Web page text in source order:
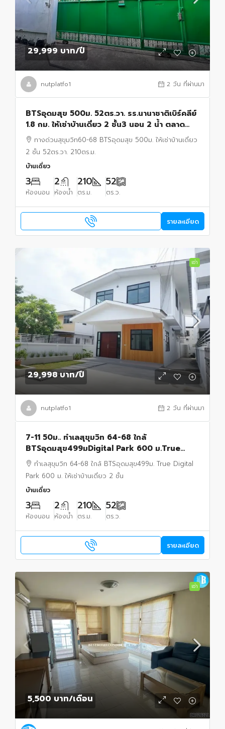
29,999 บาท/ปี
nutplatfo1 2 วัน ที่ผ่านมา
BTSอุดมสุข 500ม. 52ตร.วา. รร.นานาชาติเบิร์คลีย์
1.8 กม. ให้เช่าบ้านเดี่ยว 2 ชั้น3 นอน 2 น้ำ ตลาด
อุดมสุข 300 ม.ทางด่วนสุขุมวิท60-68
ทางด่วนสุขุมวิท60-68 BTSอุดมสุข 500ม. ให้เช่าบ้านเดี่ยว
2 ชั้น 52ตร.วา. 210ตร.ม.
บ้านเดี่ยว
3
ห้องนอน
2
ห้องน้ำ
210
ตร.ม.
52
ตร.ว.
รายละเอียด
เช่า
29,998 บาท/ปี
nutplatfo1 2 วัน ที่ผ่านมา
7-11 50ม.. ทำเลสุขุมวิท 64-68 ใกล้
BTSอุดมสุข499มDigital Park 600 ม.True
52ตร.วา 210 ตร.ม.ให้เช่าบ้านเดี่ยว 2 ชั้น
ทำเลสุขุมวิท 64-68 ใกล้ BTSอุดมสุข499ม. True Digital
Park 600 ม. ให้เช่าบ้านเดี่ยว 2 ชั้น
บ้านเดี่ยว
3
ห้องนอน
2
ห้องน้ำ
210
ตร.ม.
52
ตร.ว.
รายละเอียด
เช่า
5,500 บาท/เดือน